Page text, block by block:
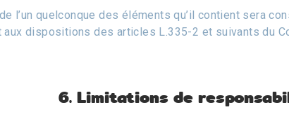
l’un quelconque des éléments qu’il contient sera
aux dispositions des articles L.335-2 et suivants du
6. Limitations de